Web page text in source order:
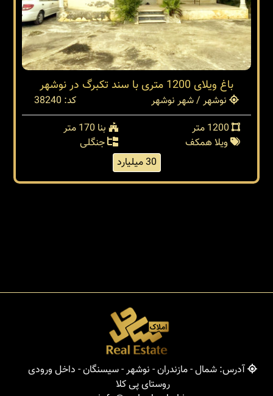
باغ ویلای 1200 متری با سند تکبرگ در نوشهر
نوشهر / شهر نوشهر
کد: 38240
بنا 170 متر
ویلا همکف
جنگلی
30 میلیارد
آدرس: شمال - مازندران - نوشهر - سیسنگان - داخل ورودی
روستای پی کلا